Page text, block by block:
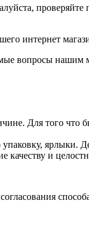
проверяйте
интернет
вопросы
Для того
ярлыки.
качеству и